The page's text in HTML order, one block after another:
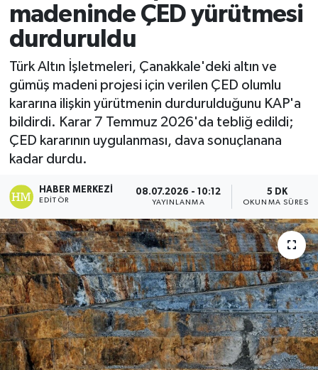
madeninde ÇED yürütmesi
durduruldu
Türk Altın İşletmeleri, Çanakkale'deki altın ve
gümüş madeni projesi için verilen ÇED olumlu
kararına ilişkin yürütmenin durdurulduğunu KAP'a
bildirdi. Karar 7 Temmuz 2026'da tebliğ edildi;
ÇED kararının uygulanması, dava sonuçlanana
kadar durdu.
HABER MERKEZI
EDITÖR
08.07.2026 - 10:12
YAYINLANMA
5 DK
OKUNMA SÜRESI